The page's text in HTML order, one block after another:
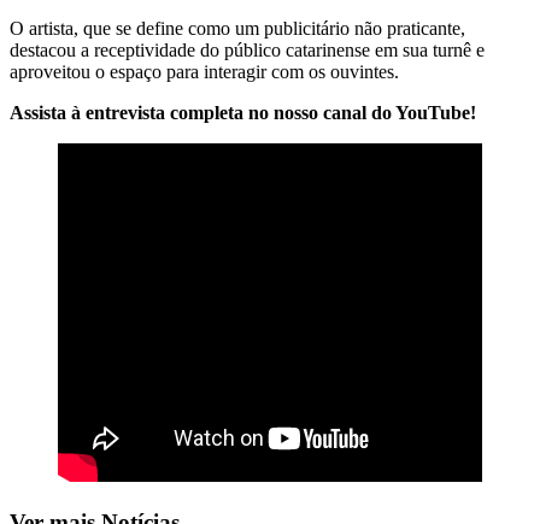
O artista, que se define como um publicitário não praticante,
destacou a receptividade do público catarinense em sua turnê e
aproveitou o espaço para interagir com os ouvintes.
Assista à entrevista completa no nosso canal do YouTube!